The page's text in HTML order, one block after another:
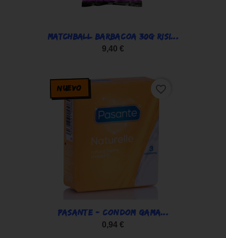
MATCHBALL BARBACOA 30G RISI...
9,40 €
PASANTE - CONDOM GAMA...
0,94 €
NUEVO favorite_border